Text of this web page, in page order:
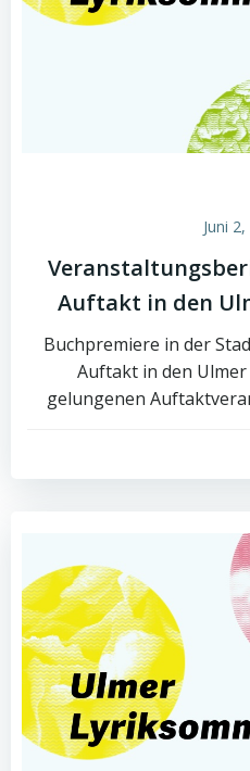
Juni
Auftakt in den
Buchpremiere in der
Auftakt in den
gelungenen